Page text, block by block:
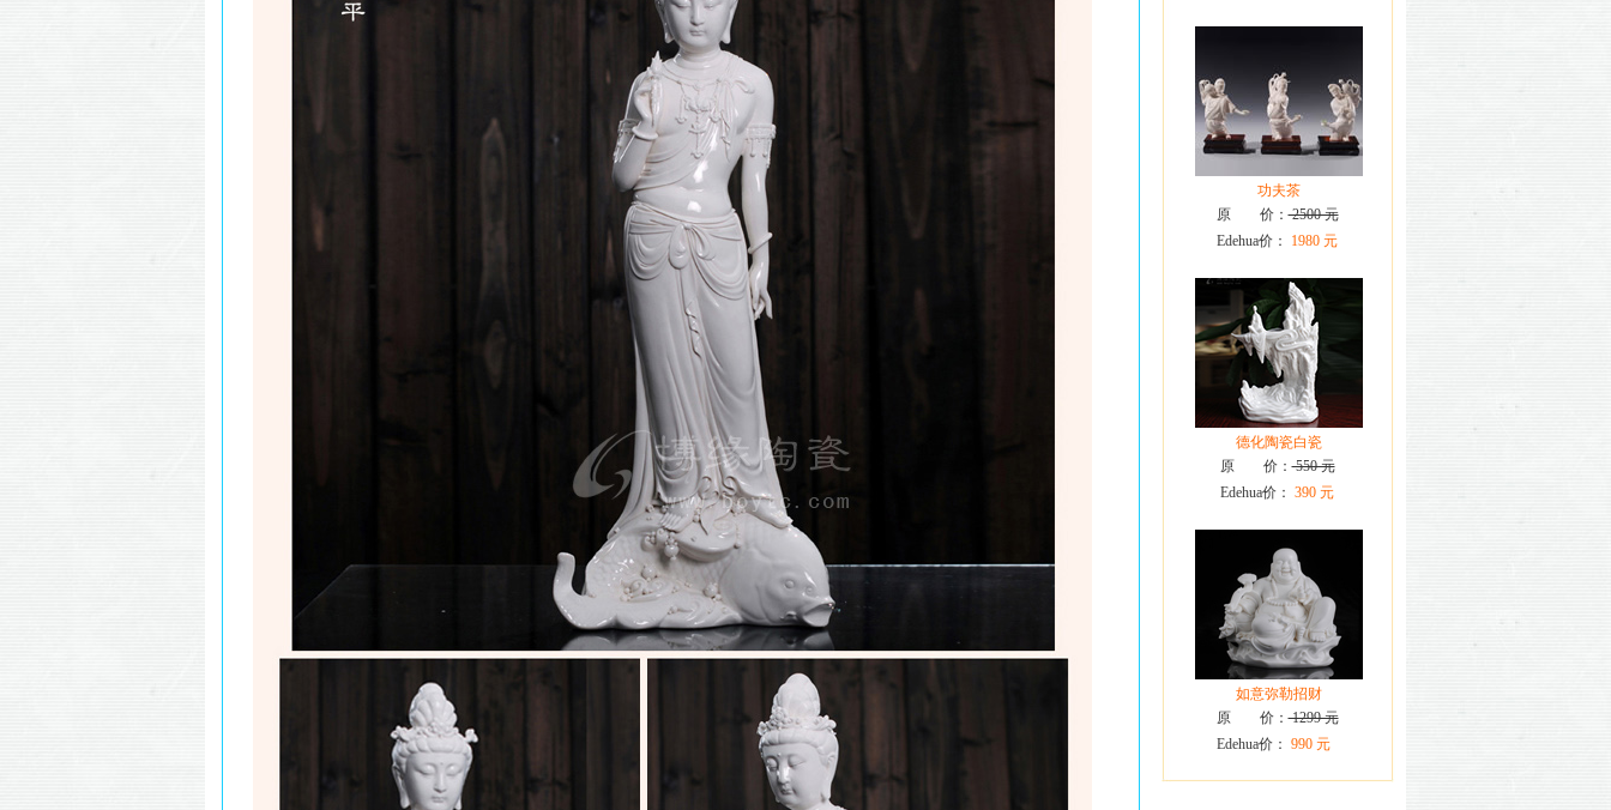
功夫茶
原 价：2500 元
Edehua价：
1980 元
德化陶瓷白瓷
原 价：550 元
Edehua价： 390 元
如意弥勒招财
原 价：1299 元
Edehua价： 990 元